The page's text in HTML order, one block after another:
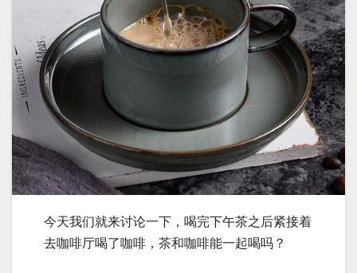
今天我们就来讨论一下，喝完下午茶之后紧接着
去咖啡厅喝了咖啡，茶和咖啡能一起喝吗？